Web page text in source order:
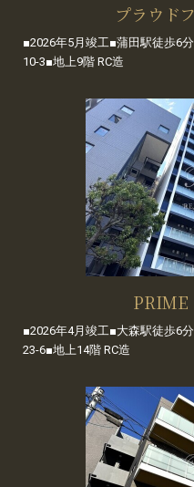
プラウド
■2026年5月竣工■蒲田駅徒歩6
10-3■地上9階 RC造
PRIME
■2026年4月竣工■大森駅徒歩6
23-6■地上14階 RC造